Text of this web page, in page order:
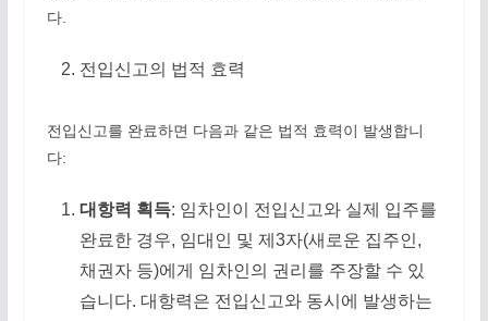
다.
전입신고의 법적 효력
전입신고를 완료하면 다음과 같은 법적 효력이 발생합니
다:
대항력 획득: 임차인이 전입신고와 실제 입주를
완료한 경우, 임대인 및 제3자(새로운 집주인,
채권자 등)에게 임차인의 권리를 주장할 수 있
습니다. 대항력은 전입신고와 동시에 발생하는